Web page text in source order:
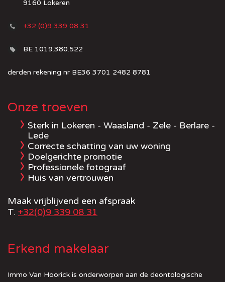
9160 Lokeren
+32 (0)9 339 08 31
BE 1019.380.522
derden rekening nr BE36 3701 2482 8781
Onze troeven
Sterk in Lokeren - Waasland - Zele - Berlare -
Lede
Correcte schatting van uw woning
Doelgerichte promotie
Professionele fotograaf
Huis van vertrouwen
Maak vrijblijvend een afspraak
T. +32(0)9 339 08 31
Erkend makelaar
Immo Van Hoorick is onderworpen aan de deontologische